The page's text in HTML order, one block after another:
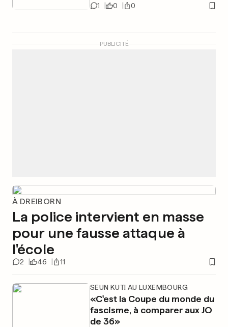
1 0 0
PUBLICITÉ
À DREIBORN
La police intervient en masse
pour une fausse attaque à
l'école
2 46 11
SEUN KUTI AU LUXEMBOURG
«C'est la Coupe du monde du
fascisme, à comparer aux JO
de 36»